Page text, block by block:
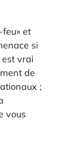
et
si
vrai
de
;
vous